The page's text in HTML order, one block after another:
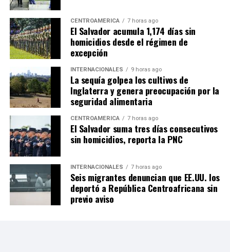
CENTROAMÉRICA 7 horas ago
El Salvador acumula 1,174 días sin
homicidios desde el régimen de
excepción
INTERNACIONALES 9 horas ago
La sequía golpea los cultivos de
Inglaterra y genera preocupación por la
seguridad alimentaria
CENTROAMÉRICA 7 horas ago
El Salvador suma tres días consecutivos
sin homicidios, reporta la PNC
INTERNACIONALES 7 horas ago
Seis migrantes denuncian que EE.UU. los
deportó a República Centroafricana sin
previo aviso